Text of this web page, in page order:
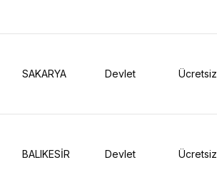
SAKARYA Devlet Ücretsiz
BALIKESİR Devlet Ücretsiz